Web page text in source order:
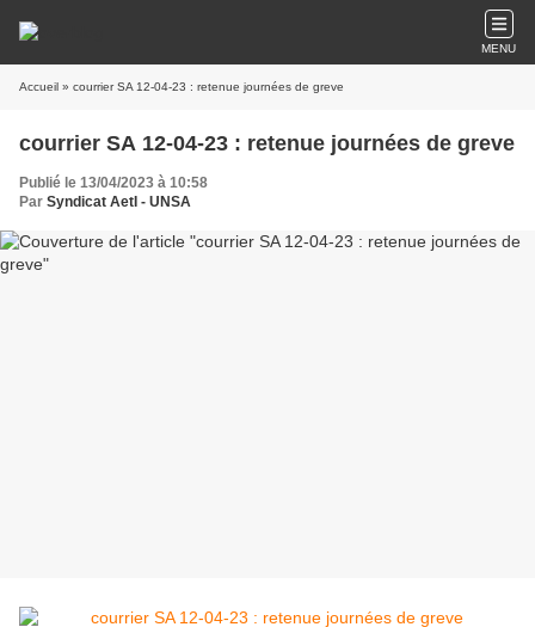
MENU
Accueil » courrier SA 12-04-23 : retenue journées de greve
courrier SA 12-04-23 : retenue journées de greve
Publié le 13/04/2023 à 10:58
Par Syndicat AetI - UNSA